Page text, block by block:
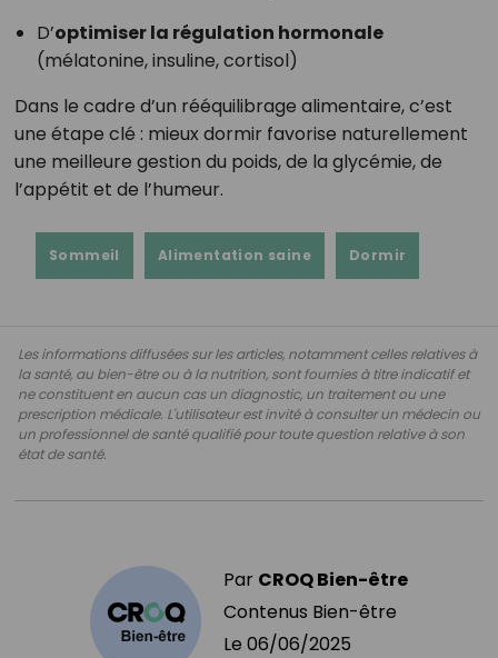
D’optimiser la régulation hormonale
(mélatonine, insuline, cortisol)
Dans le cadre d’un rééquilibrage alimentaire, c’est
une étape clé : mieux dormir favorise naturellement
une meilleure gestion du poids, de la glycémie, de
l’appétit et de l’humeur.
Sommeil Alimentation saine Dormir
Les informations diffusées sur les articles, notamment celles relatives à
la santé, au bien-être ou à la nutrition, sont fournies à titre indicatif et
ne constituent en aucun cas un diagnostic, un traitement ou une
prescription médicale. L'utilisateur est invité à consulter un médecin ou
un professionnel de santé qualifié pour toute question relative à son
état de santé.
Par CROQ Bien-être
Contenus Bien-être
Le 06/06/2025